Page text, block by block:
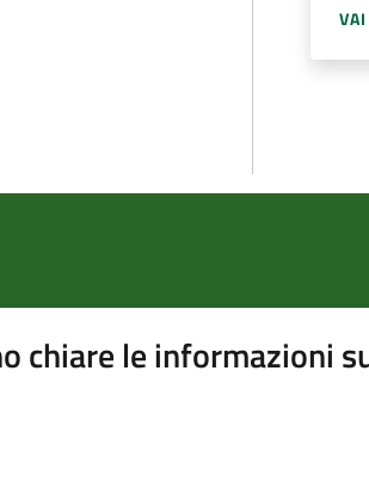
chiare le informazioni